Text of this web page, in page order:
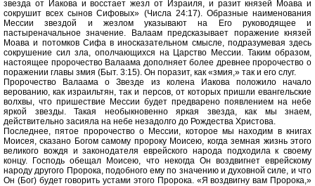
звезда от Иакова и восстает жезл от Израиля, и разит князей Моава и
сокрушит всех сынов Сифовых» (Числа 24:17). Образные наименования
Мессии звездой и жезлом указывают на Его руководящее и
пастыреначальное значение. Валаам предсказывает поражение князей
Моава и потомков Сифа в иносказательном смысле, подразумевая здесь
сокрушение сил зла, ополчающихся на Царство Мессии. Таким образом,
настоящее пророчество Валаама дополняет более древнее пророчество о
поражении главы змия (Быт. 3:15). Он поразит, как «змия,» так и его слуг.
Пророчество Валаама о Звезде из колена Иакова положило начало
верованию, как израильтян, так и персов, от которых пришли евангельские
волхвы, что пришествие Мессии будет предварено появлением на небе
яркой звезды. Такая необыкновенно яркая звезда, как мы знаем,
действительно засияла на небе незадолго до Рождества Христова.
Последнее, пятое пророчество о Мессии, которое мы находим в книгах
Моисея, сказано Богом самому пророку Моисею, когда земная жизнь этого
великого вождя и законодателя еврейского народа подходила к своему
концу. Господь обещал Моисею, что некогда Он воздвигнет еврейскому
народу другого Пророка, подобного ему по значению и духовной силе, и что
Он (Бог) будет говорить устами этого Пророка. «Я воздвигну вам Пророка,»